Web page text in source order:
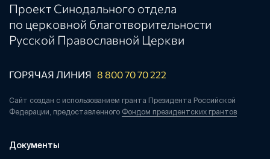
Проект Синодального отдела
по церковной благотворительности
Русской Православной Церкви
ГОРЯЧАЯ ЛИНИЯ 8 800 70 70 222
Сайт создан с использованием гранта Президента Российской
Федерации, предоставленного Фондом президентских грантов
Документы